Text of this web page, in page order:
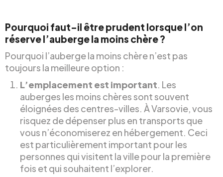
Pourquoi faut-il être prudent lorsque l’on
réserve l’auberge la moins chère ?
Pourquoi l’auberge la moins chère n’est pas
toujours la meilleure option :
L’emplacement est important. Les
auberges les moins chères sont souvent
éloignées des centres-villes. À Varsovie, vous
risquez de dépenser plus en transports que
vous n’économiserez en hébergement. Ceci
est particulièrement important pour les
personnes qui visitent la ville pour la première
fois et qui souhaitent l’explorer.